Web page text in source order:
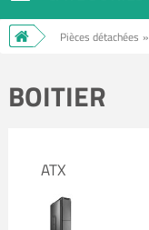
Pièces détachées »
BOITIER
ATX